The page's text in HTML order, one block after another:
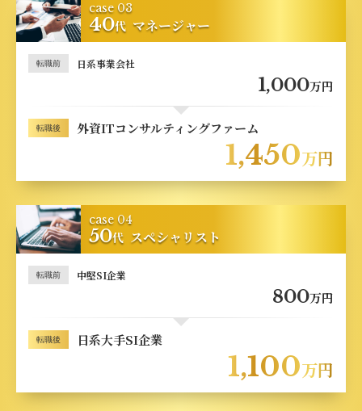
case 03
40代 マネージャー
転職前 日系事業会社
1,000万円
転職後 外資ITコンサルティングファーム
1,450万円
case 04
50代 スペシャリスト
転職前 中堅SI企業
800万円
転職後 日系大手SI企業
1,100万円